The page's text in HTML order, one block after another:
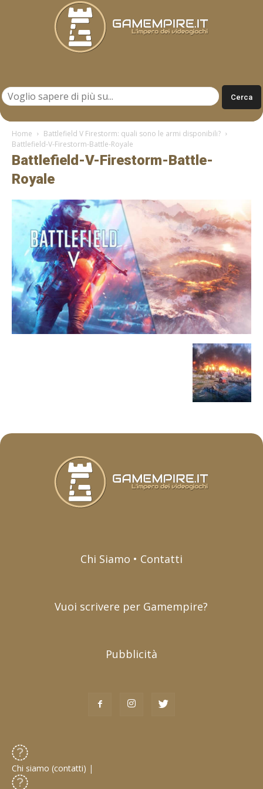
Home
Battlefield V Firestorm: quali sono le armi disponibili?
Battlefield-V-Firestorm-Battle-Royale
Battlefield-V-Firestorm-Battle-
Royale
Chi Siamo • Contatti
Vuoi scrivere per Gamempire?
Pubblicità
Chi siamo (contatti) |